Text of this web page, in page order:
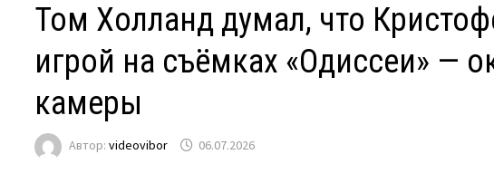
Том Холланд думал, что
игрой на съёмках «Одиссеи» —
камеры
Автор:videovibor 06.07.2026